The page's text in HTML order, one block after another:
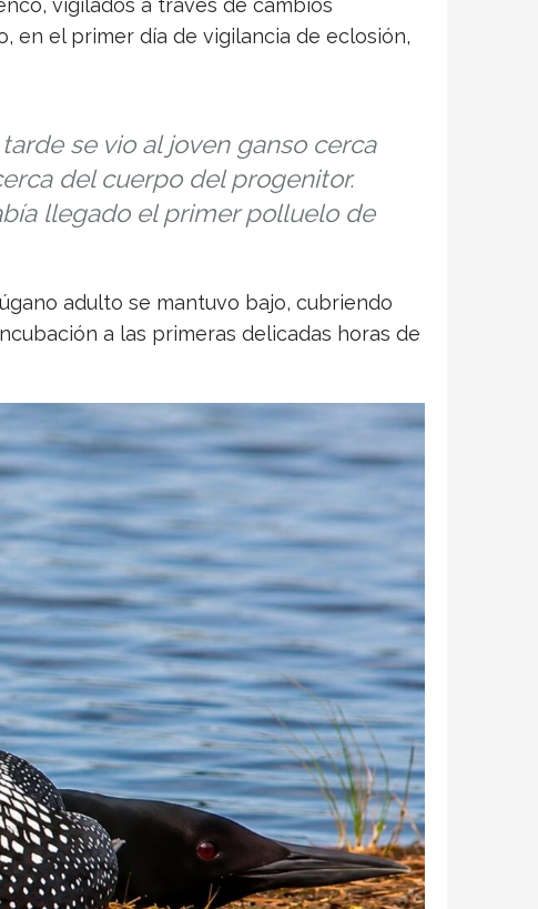
vigilados a través de cambios
en el primer día de vigilancia de eclosión,
se vio al joven ganso cerca
del cuerpo del progenitor.
llegado el primer polluelo de
adulto se mantuvo bajo, cubriendo
a las primeras delicadas horas de